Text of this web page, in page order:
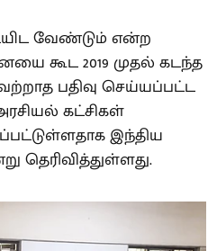
வேண்டும் என்ற
கூட 2019 முதல் கடந்த
பதிவு செய்யப்பட்ட
கட்சிகள்
இந்திய